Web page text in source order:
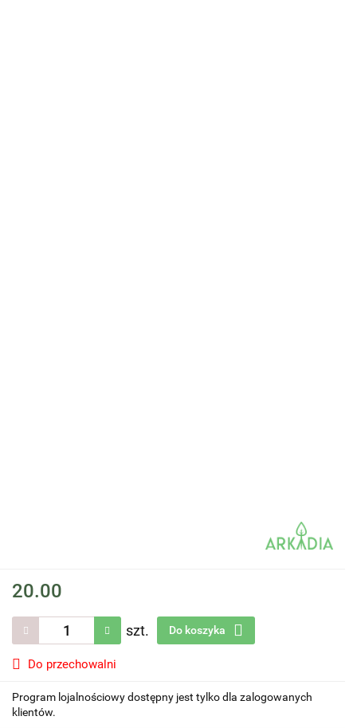
20.00
szt. Do koszyka
Do przechowalni
Program lojalnościowy dostępny jest tylko dla zalogowanych
klientów.